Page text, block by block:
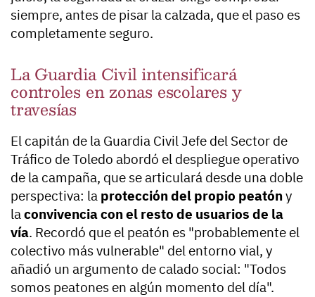
siempre, antes de pisar la calzada, que el paso es
completamente seguro.
La Guardia Civil intensificará
controles en zonas escolares y
travesías
El capitán de la Guardia Civil Jefe del Sector de
Tráfico de Toledo abordó el despliegue operativo
de la campaña, que se articulará desde una doble
perspectiva: la protección del propio peatóny
laconvivencia con el resto de usuarios de la
vía. Recordó que el peatón es "probablemente el
colectivo más vulnerable" del entorno vial, y
añadió un argumento de calado social: "Todos
somos peatones en algún momento del día".